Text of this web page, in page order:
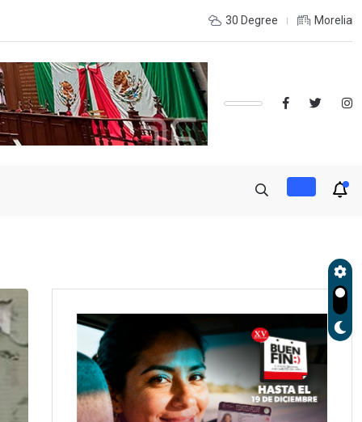
internacionales, resultado del esfuerzo y amor del personal de
30 Degree Morelia